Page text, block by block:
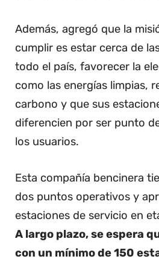
Además, agregó que la
cumplir es estar cerca de
todo el país, favorecer la
como las energías limpias,
carbono y que sus
diferencien por ser punto
los usuarios.
Esta compañía bencinera
dos puntos operativos y
estaciones de servicio en
A largo plazo, se espera
con un mínimo de 150